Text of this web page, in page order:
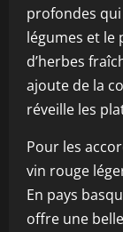
profondes
légumes et le
d’herbes
ajoute de la
réveille les
Pour les
vin rouge
En pays
offre une